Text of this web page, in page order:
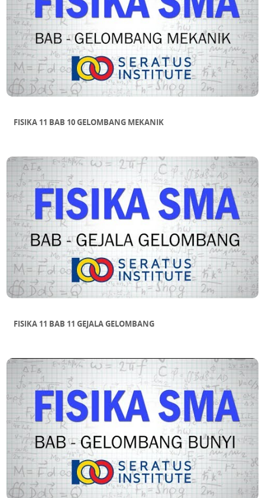
FISIKA 11 BAB 10 GELOMBANG MEKANIK
FISIKA 11 BAB 11 GEJALA GELOMBANG